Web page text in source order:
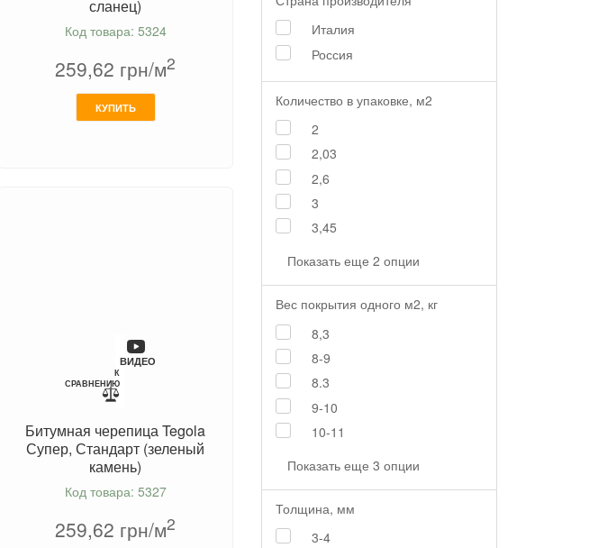
сланец)
Код товара: 5324
259,62 грн/м2
КУПИТЬ
ВИДЕО
К
СРАВНЕНИЮ
Битумная черепица Tegola
Супер, Стандарт (зеленый
камень)
Код товара: 5327
259,62 грн/м2
Италия
Россия
Количество в упаковке, м2
2
2,03
2,6
3
3,45
Показать еще 2 опции
Вес покрытия одного м2, кг
8,3
8-9
8.3
9-10
10-11
Показать еще 3 опции
Толщина, мм
3-4